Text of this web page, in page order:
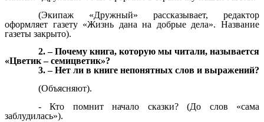
(Экипаж «Дружный» рассказывает, редактор
оформляет газету «Жизнь дана на добрые дела». Название
газеты закрыто).
2. – Почему книга, которую мы читали, называется
«Цветик – семицветик»?
3. – Нет ли в книге непонятных слов и выражений?
(Объясняют).
- Кто помнит начало сказки? (До слов «сама
заблудилась»).